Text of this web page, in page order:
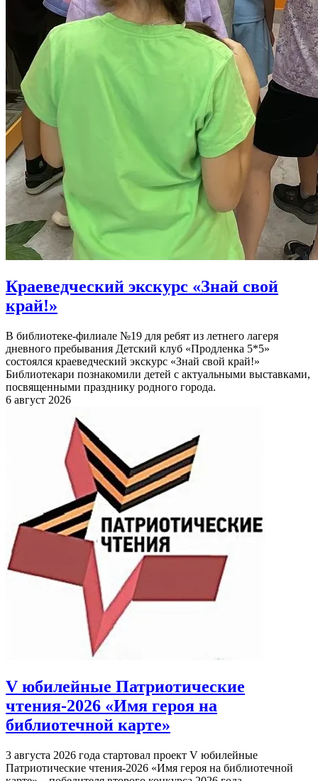
Краеведческий экскурс «Знай свой
край!»
В библиотеке-филиале №19 для ребят из летнего лагеря
дневного пребывания Детский клуб «Продленка 5*5»
состоялся краеведческий экскурс «Знай свой край!»
Библиотекари познакомили детей с актуальными выставками,
посвященными празднику родного города.
6 август 2026
V юбилейные Патриотические
чтения-2026 «Имя героя на
библиотечной карте»
3 августа 2026 года стартовал проект V юбилейные
Патриотические чтения-2026 «Имя героя на библиотечной